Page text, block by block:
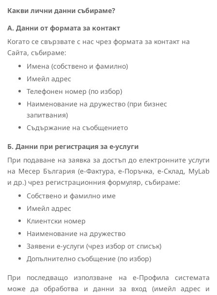
Какви лични данни събираме?
A. Данни от формата за контакт
Когато се свързвате с нас чрез формата за контакт на
Сайта, събираме:
Имена (собствено и фамилно)
Имейл адрес
Телефонен номер (по избор)
Наименование на дружество (при бизнес
запитвания)
Съдържание на съобщението
Б. Данни при регистрация за е-услуги
При подаване на заявка за достъп до електронните услуги
на Месер България (е-Фактура, е-Поръчка, е-Склад, MyLab
и др.) чрез регистрационния формуляр, събираме:
Собствено и фамилно име
Имейл адрес
Клиентски номер
Наименование на дружество
Заявени е-услуги (чрез избор от списък)
Допълнително съобщение (по избор)
При последващо използване на е-Профила системата
може да обработва и данни за вход (имейл адрес и